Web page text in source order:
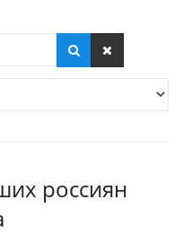
россиян